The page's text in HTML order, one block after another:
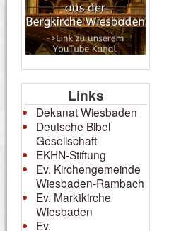
Links
Dekanat Wiesbaden
Deutsche Bibel
Gesellschaft
EKHN-Stiftung
Ev. Kirchengemeinde
Wiesbaden-Rambach
Ev. Marktkirche
Wiesbaden
Ev.